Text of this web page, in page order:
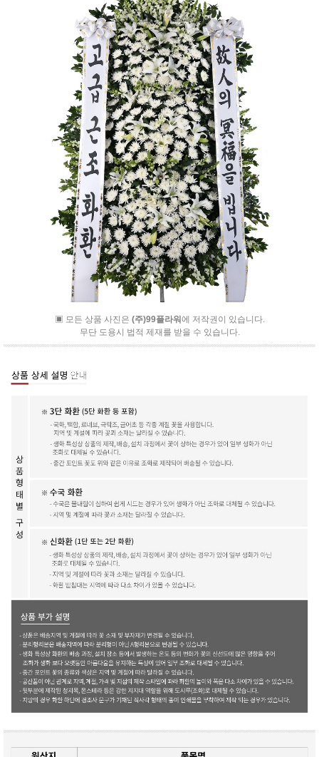
▣ 모든 상품 사진은 (주)99플라워에 저작권이 있습니다.
무단 도용시 법적 제재를 받을 수 있습니다.